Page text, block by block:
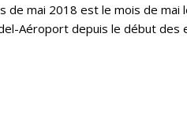
de mai 2018 est le mois de mai
Aéroport depuis le début des